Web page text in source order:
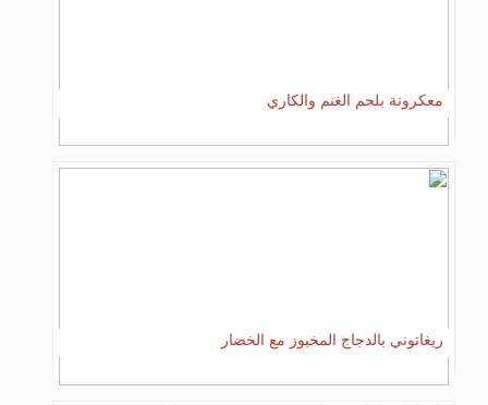
معكرونة بلحم الغنم والكاري
ريغاتوني بالدجاج المخبوز مع الخضار